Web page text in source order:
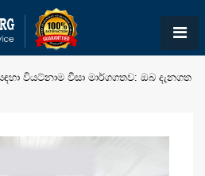
වියට්නාම වීසා මාර්ගගතව: ඔබ දැනගත